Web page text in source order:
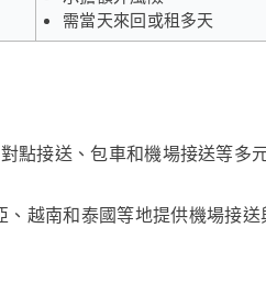
需當天來回或租多天
接送、包車和機場接送等多
越南和泰國等地提供機場接